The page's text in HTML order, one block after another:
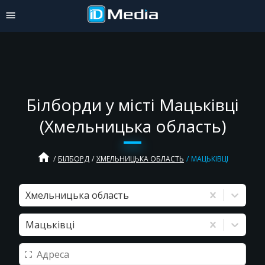
Білборди у місті Мацьківці
(Хмельницька область)
home БІЛБОРД ХМЕЛЬНИЦЬКА ОБЛАСТЬ МАЦЬКІВЦІ
Хмельницька область
Мацьківці